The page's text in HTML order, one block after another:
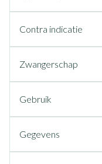
Contra indicatie
Zwangerschap
Gebruik
Gegevens